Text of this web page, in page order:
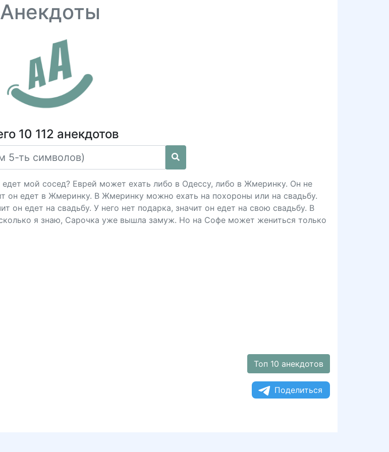
Анекдоты
10 112 анекдотов
мой сосед? Еврей может ехать либо в Одессу, либо в Жмеринку. Он не
он едет в Жмеринку. В Жмеринку можно ехать на похороны или на свадьбу.
он едет на свадьбу. У него нет подарка, значит он едет на свою свадьбу. В
я знаю, Сарочка уже вышла замуж. Но на Софе может жениться только
Топ 10 анекдотов
Поделиться